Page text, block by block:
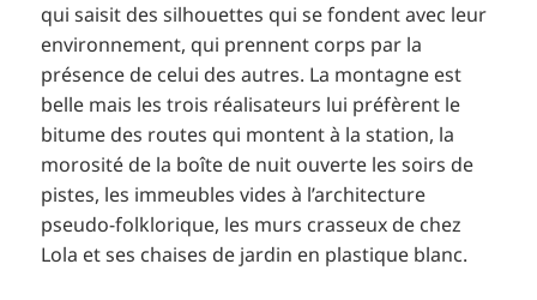
qui saisit des silhouettes qui se fondent avec leur
environnement, qui prennent corps par la
présence de celui des autres. La montagne est
belle mais les trois réalisateurs lui préfèrent le
bitume des routes qui montent à la station, la
morosité de la boîte de nuit ouverte les soirs de
pistes, les immeubles vides à l’architecture
pseudo-folklorique, les murs crasseux de chez
Lola et ses chaises de jardin en plastique blanc.